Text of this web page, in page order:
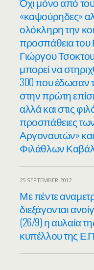
«καψούρηδες»
ολόκληρη την
προσπάθεια
Γιώργου
μπορεί να
300 που έδωσαν
στην πρώτη
αλλά και στις
προσπάθειες
Αργοναυτών»
Φιλάθλων
25 SEPTEMBER 2012
Με πέντε
διεξάγονται
(26/9) η αυλαία
κυπέλλου της